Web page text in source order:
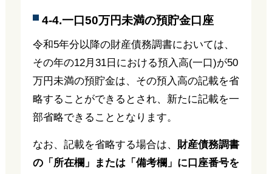
4-4.一口50万円未満の預貯金口座
令和5年分以降の財産債務調書においては、
その年の12月31日における預入高(一口)が50
万円未満の預貯金は、その預入高の記載を省
略することができるとされ、新たに記載を一
部省略できることとなります。
なお、記載を省略する場合は、 財産債務調書
の「所在欄」または「備考欄」に口座番号を